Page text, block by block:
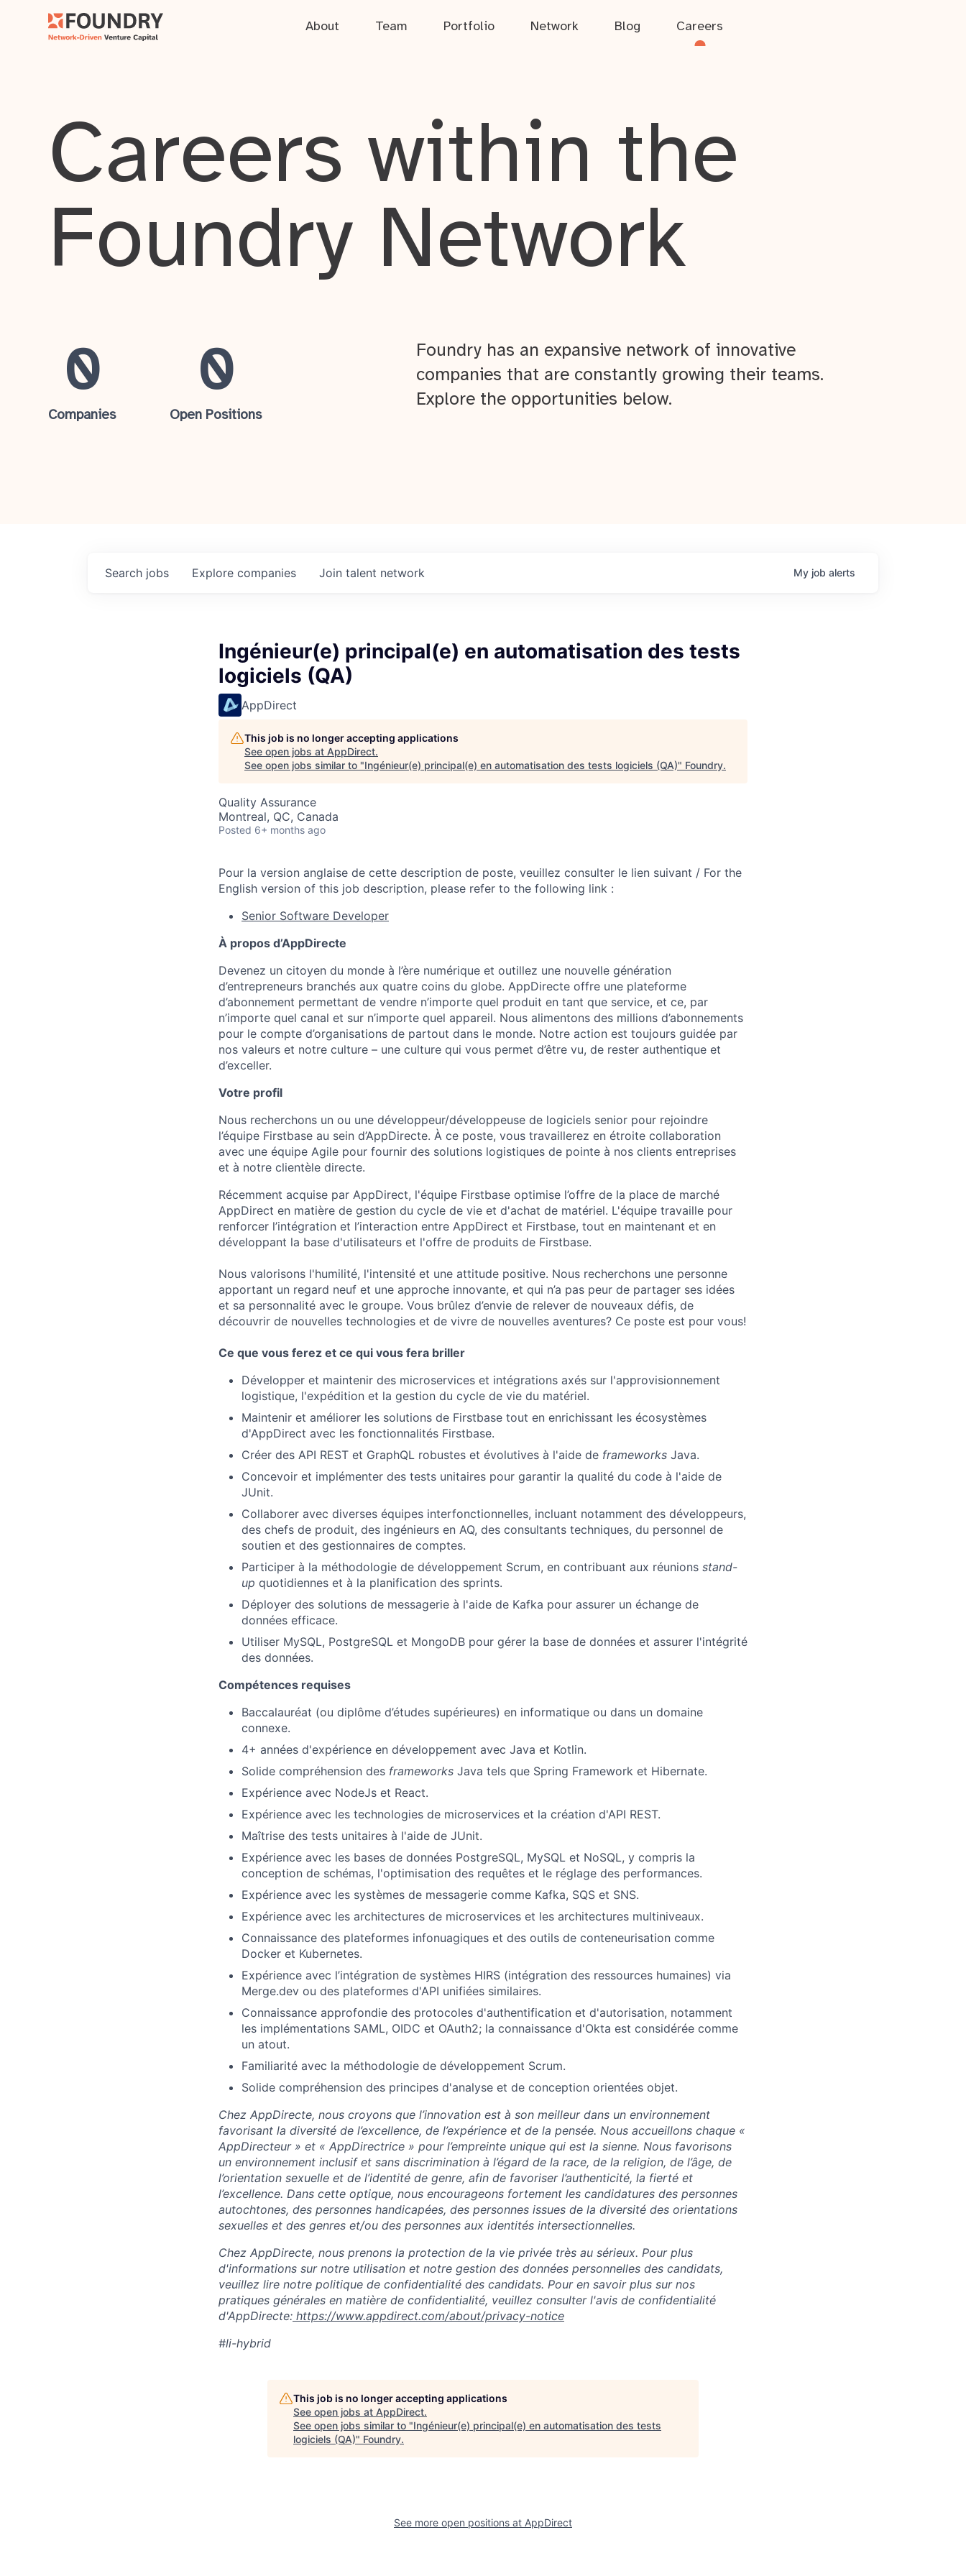
About Team Portfolio Network Blog Careers
About
Team
Portfolio
Network
Blog
Careers
Careers within the
Foundry Network
0
Companies
0
Open Positions
Foundry has an expansive network of innovative
companies that are constantly growing their teams.
Explore the opportunities below.
Search jobs Explore companies Join talent network My job alerts
Ingénieur(e) principal(e) en automatisation des tests
logiciels (QA)
AppDirect
This job is no longer accepting applications
See open jobs at AppDirect.
See open jobs similar to "Ingénieur(e) principal(e) en automatisation des tests logiciels (QA)" Foundry.
Quality Assurance
Montreal, QC, Canada
Posted 6+ months ago
Pour la version anglaise de cette description de poste, veuillez consulter le lien suivant / For the
English version of this job description, please refer to the following link :
Senior Software Developer
À propos d’AppDirecte
Devenez un citoyen du monde à l’ère numérique et outillez une nouvelle génération
d’entrepreneurs branchés aux quatre coins du globe. AppDirecte offre une plateforme
d’abonnement permettant de vendre n’importe quel produit en tant que service, et ce, par
n’importe quel canal et sur n’importe quel appareil. Nous alimentons des millions d’abonnements
pour le compte d’organisations de partout dans le monde. Notre action est toujours guidée par
nos valeurs et notre culture – une culture qui vous permet d’être vu, de rester authentique et
d’exceller.
Votre profil
Nous recherchons un ou une développeur/développeuse de logiciels senior pour rejoindre
l’équipe Firstbase au sein d’AppDirecte. À ce poste, vous travaillerez en étroite collaboration
avec une équipe Agile pour fournir des solutions logistiques de pointe à nos clients entreprises
et à notre clientèle directe.
Récemment acquise par AppDirect, l'équipe Firstbase optimise l’offre de la place de marché
AppDirect en matière de gestion du cycle de vie et d'achat de matériel. L'équipe travaille pour
renforcer l’intégration et l’interaction entre AppDirect et Firstbase, tout en maintenant et en
développant la base d'utilisateurs et l'offre de produits de Firstbase.
Nous valorisons l'humilité, l'intensité et une attitude positive. Nous recherchons une personne
apportant un regard neuf et une approche innovante, et qui n’a pas peur de partager ses idées
et sa personnalité avec le groupe. Vous brûlez d’envie de relever de nouveaux défis, de
découvrir de nouvelles technologies et de vivre de nouvelles aventures? Ce poste est pour vous!
Ce que vous ferez et ce qui vous fera briller
Développer et maintenir des microservices et intégrations axés sur l'approvisionnement
logistique, l'expédition et la gestion du cycle de vie du matériel.
Maintenir et améliorer les solutions de Firstbase tout en enrichissant les écosystèmes
d'AppDirect avec les fonctionnalités Firstbase.
Créer des API REST et GraphQL robustes et évolutives à l'aide de frameworks Java.
Concevoir et implémenter des tests unitaires pour garantir la qualité du code à l'aide de
JUnit.
Collaborer avec diverses équipes interfonctionnelles, incluant notamment des développeurs,
des chefs de produit, des ingénieurs en AQ, des consultants techniques, du personnel de
soutien et des gestionnaires de comptes.
Participer à la méthodologie de développement Scrum, en contribuant aux réunions stand-
up quotidiennes et à la planification des sprints.
Déployer des solutions de messagerie à l'aide de Kafka pour assurer un échange de
données efficace.
Utiliser MySQL, PostgreSQL et MongoDB pour gérer la base de données et assurer l'intégrité
des données.
Compétences requises
Baccalauréat (ou diplôme d’études supérieures) en informatique ou dans un domaine
connexe.
4+ années d'expérience en développement avec Java et Kotlin.
Solide compréhension des frameworks Java tels que Spring Framework et Hibernate.
Expérience avec NodeJs et React.
Expérience avec les technologies de microservices et la création d'API REST.
Maîtrise des tests unitaires à l'aide de JUnit.
Expérience avec les bases de données PostgreSQL, MySQL et NoSQL, y compris la
conception de schémas, l'optimisation des requêtes et le réglage des performances.
Expérience avec les systèmes de messagerie comme Kafka, SQS et SNS.
Expérience avec les architectures de microservices et les architectures multiniveaux.
Connaissance des plateformes infonuagiques et des outils de conteneurisation comme
Docker et Kubernetes.
Expérience avec l’intégration de systèmes HIRS (intégration des ressources humaines) via
Merge.dev ou des plateformes d'API unifiées similaires.
Connaissance approfondie des protocoles d'authentification et d'autorisation, notamment
les implémentations SAML, OIDC et OAuth2; la connaissance d'Okta est considérée comme
un atout.
Familiarité avec la méthodologie de développement Scrum.
Solide compréhension des principes d'analyse et de conception orientées objet.
Chez AppDirecte, nous croyons que l’innovation est à son meilleur dans un environnement
favorisant la diversité de l’excellence, de l’expérience et de la pensée. Nous accueillons chaque «
AppDirecteur » et « AppDirectrice » pour l’empreinte unique qui est la sienne. Nous favorisons
un environnement inclusif et sans discrimination à l’égard de la race, de la religion, de l’âge, de
l’orientation sexuelle et de l’identité de genre, afin de favoriser l’authenticité, la fierté et
l’excellence. Dans cette optique, nous encourageons fortement les candidatures des personnes
autochtones, des personnes handicapées, des personnes issues de la diversité des orientations
sexuelles et des genres et/ou des personnes aux identités intersectionnelles.
Chez AppDirecte, nous prenons la protection de la vie privée très au sérieux. Pour plus
d'informations sur notre utilisation et notre gestion des données personnelles des candidats,
veuillez lire notre politique de confidentialité des candidats. Pour en savoir plus sur nos
pratiques générales en matière de confidentialité, veuillez consulter l'avis de confidentialité
d'AppDirecte: https://www.appdirect.com/about/privacy-notice
#li-hybrid
This job is no longer accepting applications
See open jobs at AppDirect.
See open jobs similar to "Ingénieur(e) principal(e) en automatisation des tests
logiciels (QA)" Foundry.
See more open positions at AppDirect